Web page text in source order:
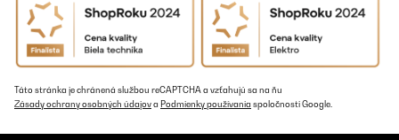
Táto stránka je chránená službou reCAPTCHA a vzťahujú sa na ňu
Zásady ochrany osobných údajova Podmienky používania spoločnosti Google.